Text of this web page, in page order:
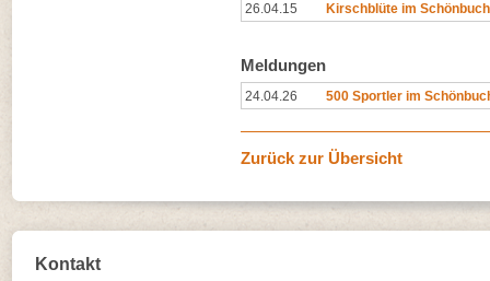
26.04.15
Kirschblüte im Schönbuch
Meldungen
24.04.26 500 Sportler im
Zurück zur Übersicht
Kontakt